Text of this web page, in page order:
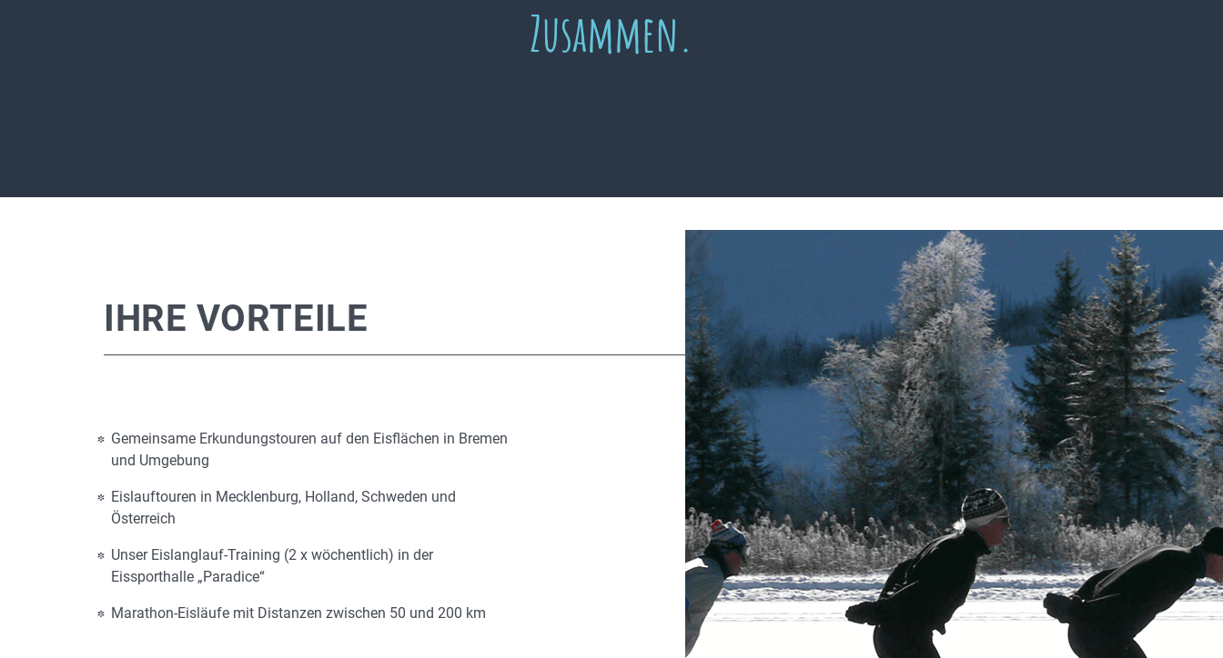
Zusammen.
IHRE VORTEILE
Gemeinsame Erkundungstouren auf den Eisflächen in Bremen
und Umgebung
Eislauftouren in Mecklenburg, Holland, Schweden und
Österreich
Unser Eislanglauf-Training (2 x wöchentlich) in der
Eissporthalle „Paradice“
Marathon-Eisläufe mit Distanzen zwischen 50 und 200 km